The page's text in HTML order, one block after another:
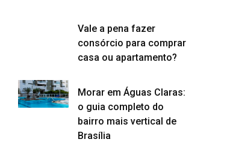
Vale a pena fazer
consórcio para comprar
casa ou apartamento?
Morar em Águas Claras:
o guia completo do
bairro mais vertical de
Brasília